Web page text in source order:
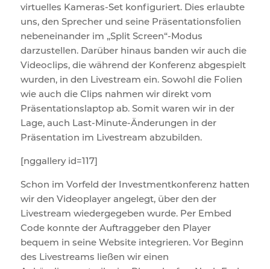
virtuelles Kameras-Set konfiguriert. Dies erlaubte
uns, den Sprecher und seine Präsentationsfolien
nebeneinander im „Split Screen“-Modus
darzustellen. Darüber hinaus banden wir auch die
Videoclips, die während der Konferenz abgespielt
wurden, in den Livestream ein. Sowohl die Folien
wie auch die Clips nahmen wir direkt vom
Präsentationslaptop ab. Somit waren wir in der
Lage, auch Last-Minute-Änderungen in der
Präsentation im Livestream abzubilden.
[nggallery id=117]
Schon im Vorfeld der Investmentkonferenz hatten
wir den Videoplayer angelegt, über den der
Livestream wiedergegeben wurde. Per Embed
Code konnte der Auftraggeber den Player
bequem in seine Website integrieren. Vor Beginn
des Livestreams ließen wir einen